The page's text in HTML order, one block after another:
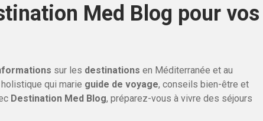
Med Blog pour vos
sur les destinations en Méditerranée et au
qui marie guide de voyage, conseils bien-être et
Destination Med Blog, préparez-vous à vivre des séjours